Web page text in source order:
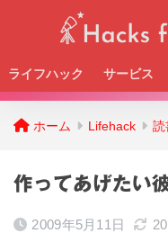
ライフハック サービス
Beckの活
ホーム Lifehack 読
作ってあげたい
2009年5月11日